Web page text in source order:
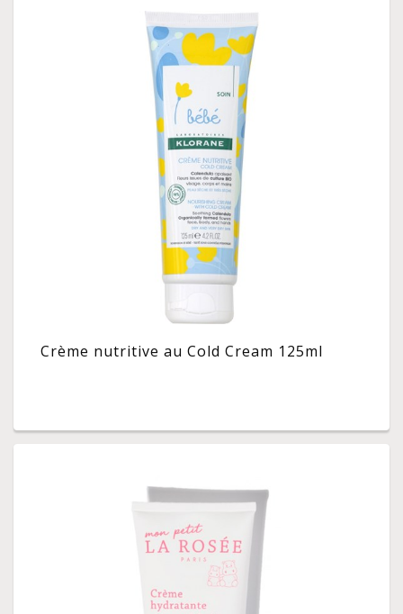
Crème nutritive au Cold Cream 125ml